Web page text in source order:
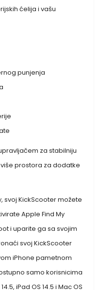
ćelija i vašu
punjenja
za stabilniju
prostora za dodatke
svoj KickScooter možete
Apple Find My
i uparite ga sa svojim
svoj KickScooter
iPhone pametnom
samo korisnicima
iPad OS 14.5 i Mac OS